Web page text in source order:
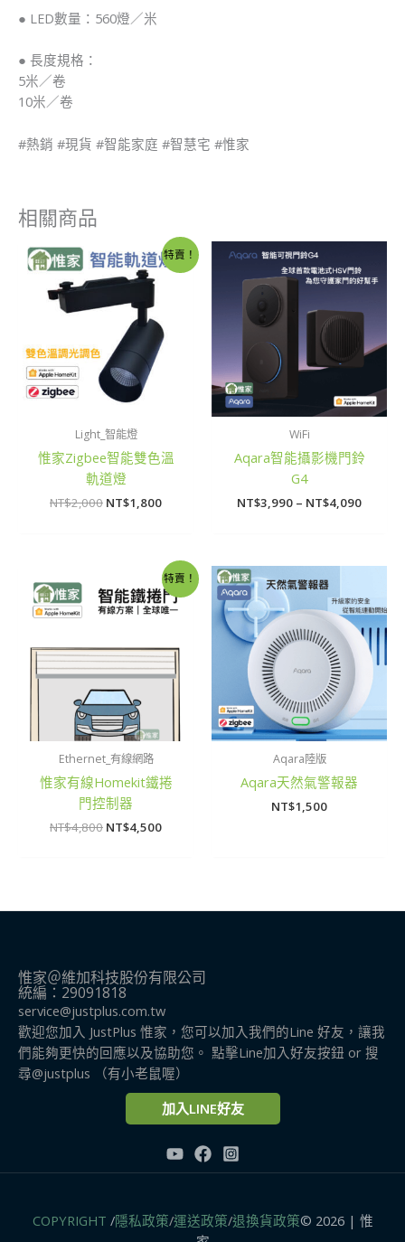
● LED數量：560燈／米
● 長度規格：
5米／卷
10米／卷
#熱銷 #現貨 #智能家庭 #智慧宅 #惟家
相關商品
特賣！
Light_智能燈
惟家Zigbee智能雙色溫
軌道燈
NT$2,000
原
始
價
NT$2,000。
NT$1,800
目
前
WiFi
Aqara智能攝影機門鈴
G4
NT$3,990 – NT$4,090
範
特賣！
Ethernet_有線網路
惟家有線Homekit鐵捲
門控制器
NT$4,800
始
價
格：
NT$4,500
目
前
價
格：
NT$4,500。
Aqara陸版
Aqara天然氣警報器
NT$1,500
惟家＠維加科技股份有限公司
統編：29091818
service@justplus.com.tw
歡迎您加入 JustPlus 惟家，您可以加入我們的Line 好友，讓我
們能夠更快的回應以及協助您。 點擊Line加入好友按鈕 or 搜
尋@justplus​ （有小老鼠喔）
加入LINE好友
COPYRIGHT /隱私政策/運送政策/退換貨政策© 2026 | 惟